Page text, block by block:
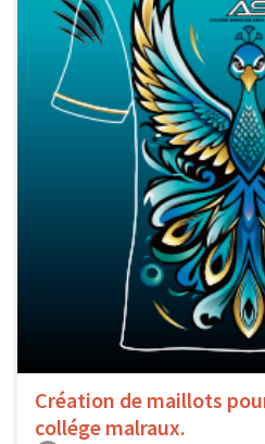
Création de maillots
collége malraux.